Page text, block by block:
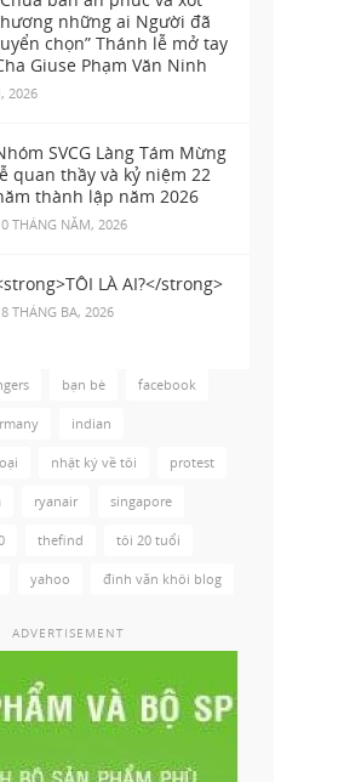
những ai Người đã
chọn” Thánh lễ mở tay
Giuse Phạm Văn Ninh
2026
SVCG Làng Tám Mừng
quan thầy và kỷ niệm 22
thành lập năm 2026
THÁNG NĂM, 2026
LÀ AI?</strong>
THÁNG BA, 2026
bạn bè facebook
indian
nhật ký về tôi protest
ryanair singapore
thefind tôi 20 tuổi
yahoo đinh văn khôi blog
ADVERTISEMENT